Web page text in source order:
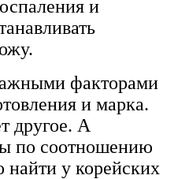
и
факторами
и марка.
другое. А
по соотношению
найти у корейских